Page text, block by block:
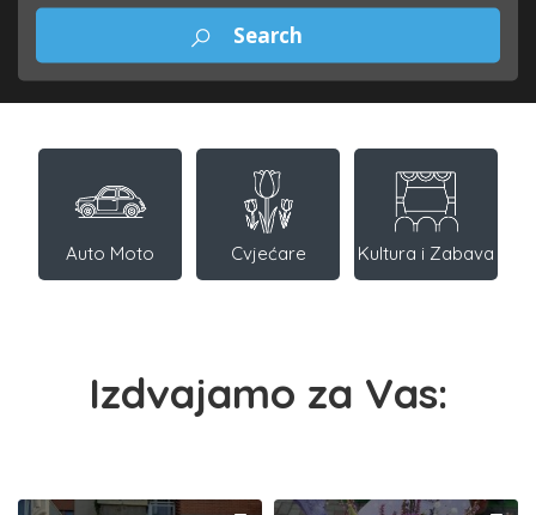
Auto Moto Cvjećare Kultura i Zabava
Izdvajamo za Vas: